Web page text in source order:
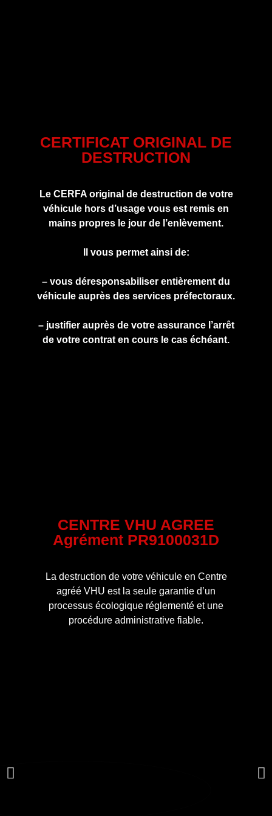
CERTIFICAT ORIGINAL DE
DESTRUCTION
Le CERFA original de destruction de votre
véhicule hors d’usage vous est remis en
mains propres le jour de l’enlèvement.
Il vous permet ainsi de:
– vous déresponsabiliser entièrement du
véhicule auprès des services préfectoraux.
– justifier auprès de votre assurance l’arrêt
de votre contrat en cours le cas échéant.
CENTRE VHU AGREE
Agrément PR9100031D
La destruction de votre véhicule en Centre
agréé VHU est la seule garantie d’un
processus écologique réglementé et une
procédure administrative fiable.